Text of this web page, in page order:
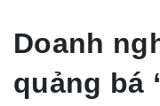
Doanh
quảng bá